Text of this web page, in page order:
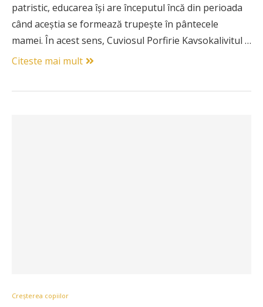
patristic, educarea își are începutul încă din perioada
când aceștia se formează trupește în pântecele
mamei. În acest sens, Cuviosul Porfirie Kavsokalivitul …
Citeste mai mult
Creșterea copiilor